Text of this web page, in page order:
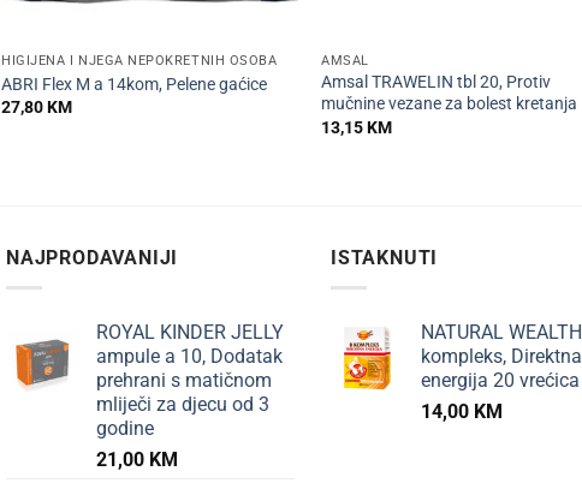
HIGIJENA I NJEGA NEPOKRETNIH OSOBA
ABRI Flex M a 14kom, Pelene gaćice
27,80KM
AMSAL
Amsal TRAWELIN tbl 20, Protiv
mučnine vezane za bolest kretanja
13,15KM
NAJPRODAVANIJI
ROYAL KINDER JELLY
ampule a 10, Dodatak
prehrani s matičnom
mliječi za djecu od 3
godine
21,00 KM
ISTAKNUTI
NATURAL
kompleks, Direktna
energija 20 vrećica
14,00 KM